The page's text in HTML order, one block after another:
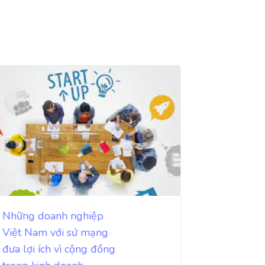
Những doanh nghiệp
Việt Nam với sứ mạng
đưa lợi ích vì cộng đồng